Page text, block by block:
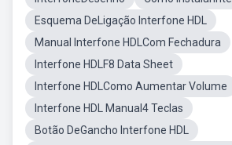
Esquema DeLigação Interfone HDL
Manual Interfone HDLCom Fechadura
Interfone HDLF8 Data Sheet
Interfone HDLComo Aumentar Volume
Interfone HDL Manual4 Teclas
Botão DeGancho Interfone HDL